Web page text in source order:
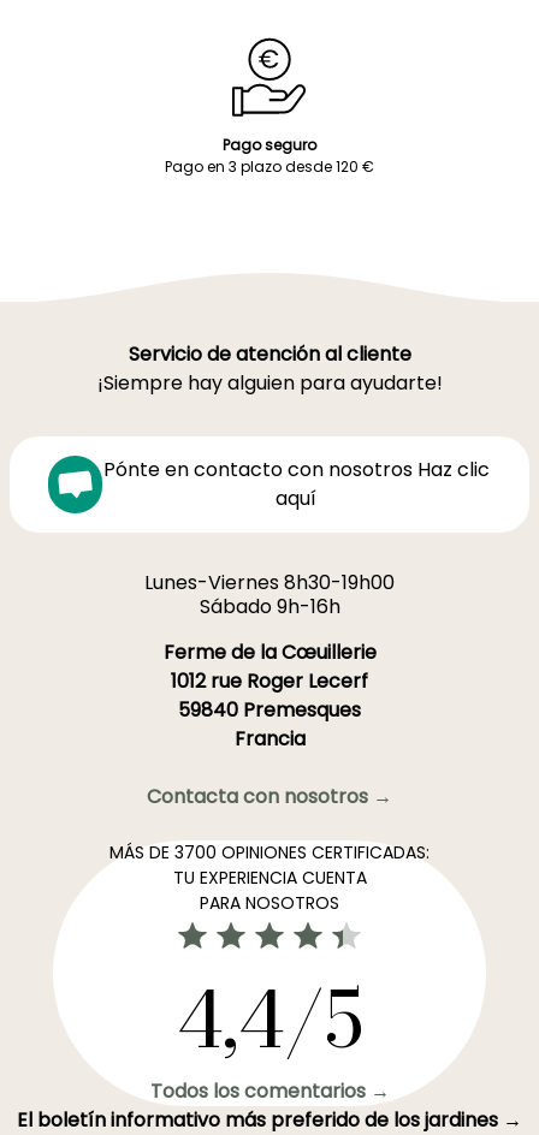
Pago seguro
Pago en 3 plazo desde 120 €
Servicio de atención al cliente
¡Siempre hay alguien para ayudarte!
Pónte en contacto con nosotros Haz clic
aquí
Lunes-Viernes 8h30-19h00
Sábado 9h-16h
Ferme de la Cœuillerie
1012 rue Roger Lecerf
59840 Premesques
Francia
Contacta con nosotros →
MÁS DE 3700 OPINIONES CERTIFICADAS:
TU EXPERIENCIA CUENTA
PARA NOSOTROS
4,4/5
Todos los comentarios →
El boletín informativo más preferido de los jardines →